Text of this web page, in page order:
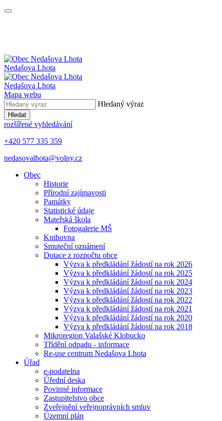
Nedašova Lhota
Nedašova Lhota
Mapa webu
Hledaný výraz
Hledat
rozšířené vyhledávání
+420 577 335 359
nedasovalhota@volny.cz
Obec
Historie
Přírodní zajímavosti
Památky
Statistické údaje
Mateřská škola
Fotogalerie MŠ
Knihovna
Smuteční oznámení
Dotace z rozpočtu obce
Výzva k předkládání žádostí na rok 2026
Výzva k předkládání žádostí na rok 2025
Výzva k předkládání žádostí na rok 2024
Výzva k předkládání žádostí na rok 2023
Výzva k předkládání žádostí na rok 2022
Výzva k předkládání žádostí na rok 2021
Výzva k předkládání žádostí na rok 2020
Výzva k předkládání žádostí na rok 2018
Mikroregion Valašské Klobucko
Třídění odpadu - informace
Re-use centrum Nedašova Lhota
Úřad
e-podatelna
Úřední deska
Povinné informace
Zastupitelstvo obce
Zveřejnění veřejnoprávních smluv
Územní plán